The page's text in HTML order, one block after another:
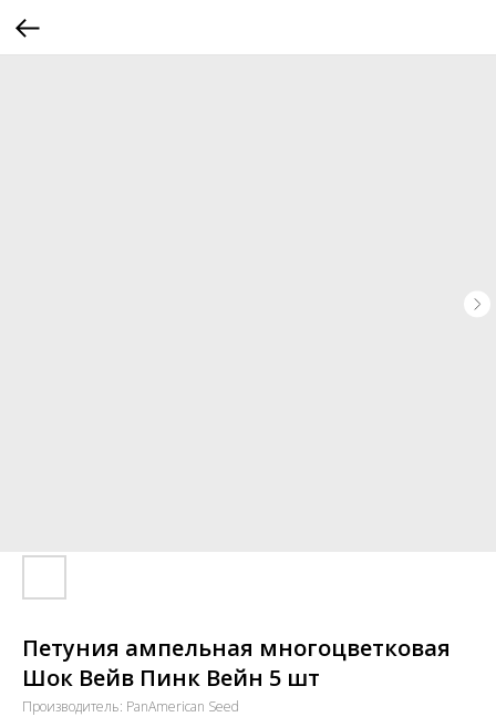
Петуния ампельная многоцветковая
Шок Вейв Пинк Вейн 5 шт
Производитель: PanAmerican Seed